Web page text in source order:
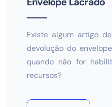
Existe algum artigo
devolução do
quando não for
recursos?